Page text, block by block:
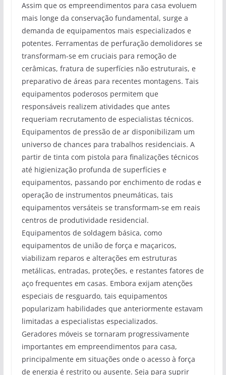
Assim que os empreendimentos para casa evoluem
mais longe da conservação fundamental, surge a
demanda de equipamentos mais especializados e
potentes. Ferramentas de perfuração demolidores se
transformam-se em cruciais para remoção de
cerâmicas, fratura de superfícies não estruturais, e
preparativo de áreas para recentes montagens. Tais
equipamentos poderosos permitem que
responsáveis realizem atividades que antes
requeriam recrutamento de especialistas técnicos.
Equipamentos de pressão de ar disponibilizam um
universo de chances para trabalhos residenciais. A
partir de tinta com pistola para finalizações técnicos
até higienização profunda de superfícies e
equipamentos, passando por enchimento de rodas e
operação de instrumentos pneumáticas, tais
equipamentos versáteis se transformam-se em reais
centros de produtividade residencial.
Equipamentos de soldagem básica, como
equipamentos de união de força e maçaricos,
viabilizam reparos e alterações em estruturas
metálicas, entradas, proteções, e restantes fatores de
aço frequentes em casas. Embora exijam atenções
especiais de resguardo, tais equipamentos
popularizam habilidades que anteriormente estavam
limitadas a especialistas especializados.
Geradores móveis se tornaram progressivamente
importantes em empreendimentos para casa,
principalmente em situações onde o acesso à força
de energia é restrito ou ausente. Seja para suprir